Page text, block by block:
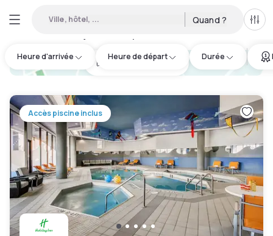
Ville, hôtel, ... Quand ?
Heure d'arrivée Heure de départ Durée
hotel.cta.view_map
Accès piscine inclus